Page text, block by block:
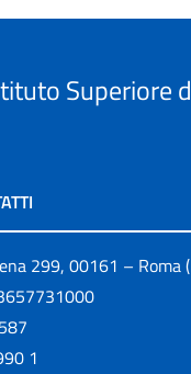
Superiore
299, 00161 – Roma
1